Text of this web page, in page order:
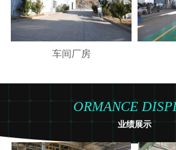
车间厂房
ORMANCE
业绩展示